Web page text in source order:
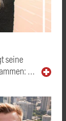
seine
…